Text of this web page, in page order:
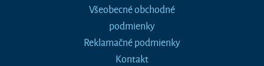
Všeobecné obchodné
podmienky
Reklamačné podmienky
Kontakt